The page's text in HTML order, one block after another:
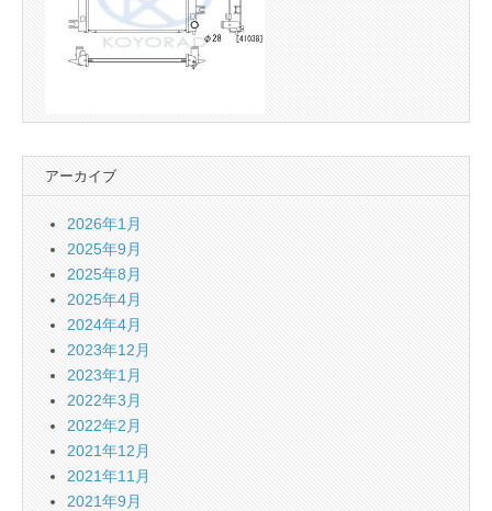
アーカイブ
2026年1月
2025年9月
2025年8月
2025年4月
2024年4月
2023年12月
2023年1月
2022年3月
2022年2月
2021年12月
2021年11月
2021年9月